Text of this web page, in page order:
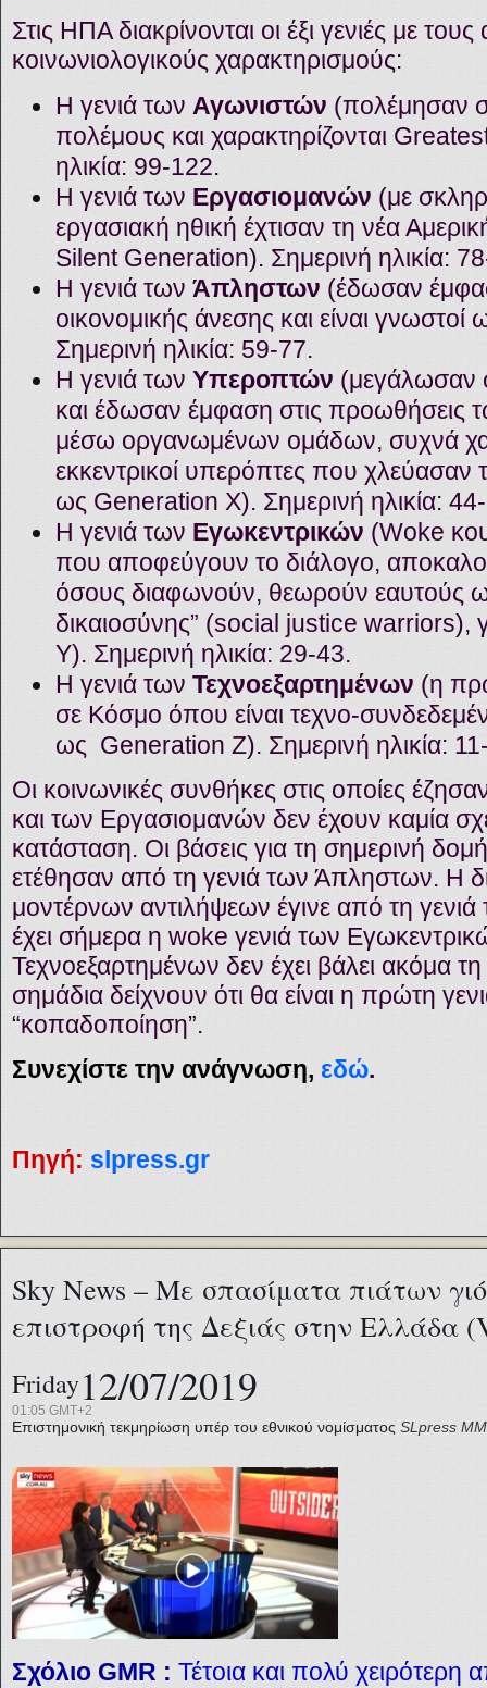
Στις ΗΠΑ διακρίνονται οι έξι γενιές με τους
κοινωνιολογικούς χαρακτηρισμούς:
Η γενιά των Αγωνιστών (πολέμησαν
πολέμους και χαρακτηρίζονται
ηλικία: 99-122.
Η γενιά των Εργασιομανών (με
εργασιακή ηθική έχτισαν τη νέα
Silent Generation). Σημερινή ηλικία:
Η γενιά των Άπληστων (έδωσαν
οικονομικής άνεσης και είναι
Σημερινή ηλικία: 59-77.
Η γενιά των Υπεροπτών (μεγάλωσαν
και έδωσαν έμφαση στις προωθήσεις
μέσω οργανωμένων ομάδων, συχνά
εκκεντρικοί υπερόπτες που χλεύασαν
ως Generation X). Σημερινή ηλικία:
Η γενιά των Εγωκεντρικών (Woke
που αποφεύγουν το διάλογο,
όσους διαφωνούν, θεωρούν εαυτούς
δικαιοσύνης” (social justice
Y). Σημερινή ηλικία: 29-43.
Η γενιά των Τεχνοεξαρτημένων (η
σε Κόσμο όπου είναι τεχνο-
ως Generation Z). Σημερινή ηλικία:
Οι κοινωνικές συνθήκες στις οποίες
και των Εργασιομανών δεν έχουν καμία
κατάσταση. Οι βάσεις για τη σημερινή
ετέθησαν από τη γενιά των Άπληστων. Η
μοντέρνων αντιλήψεων έγινε από τη
έχει σήμερα η woke γενιά των
Τεχνοεξαρτημένων δεν έχει βάλει ακόμα
σημάδια δείχνουν ότι θα είναι η πρώτη
“κοπαδοποίηση”.
Συνεχίστε την ανάγνωση, εδώ.
Πηγή: slpress.gr
Sky News – Με σπασίματα πιάτων
επιστροφή της Δεξιάς στην Ελλάδα
Friday12/07/2019
01:05 GMT+2
Επιστημονική τεκμηρίωση υπέρ του εθνικού νομίσματος SLpress
Σχόλιο GMR : Τέτοια και πολύ χειρότερη